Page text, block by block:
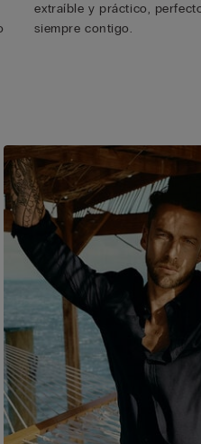
extraíble y práctico,
siempre contigo.